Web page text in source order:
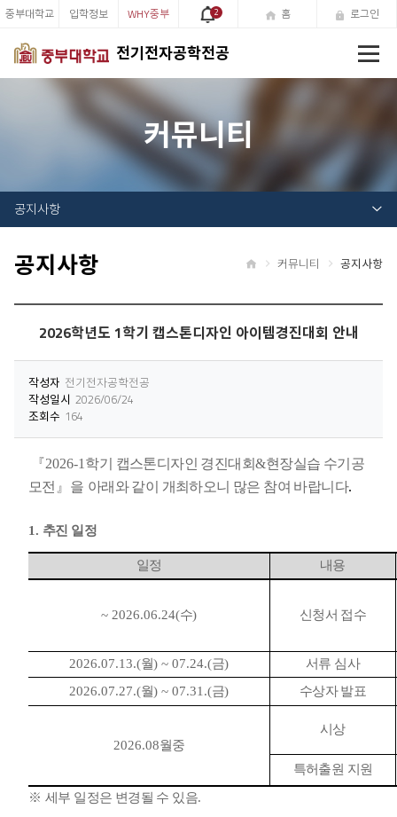
전기전자공학전공
중부대학교 입학정보 WHY중부 2 홈 로그인
커뮤니티
공지사항
공지사항 커뮤니티 공지사항
2026학년도 1학기 캡스톤디자인 아이템경진대회 안내
작성자 전기전자공학전공
작성일시 2026/06/24
조회수 164
『2026-1 학기 캡스톤디자인 경진대회&현장실습 수기공
모전 』을 아래와 같이 개최하오니 많은 참여 바랍니다.
1. 추진 일정
일정 내용
~ 2026.06.24(수) 신청서 접수
2026.07.13.(월) ~ 07.24.(금)
서류 심사
2026.07.27.(월) ~ 07.31.(금) 수상자 발표
2026.08월중
시상
특허출원 지원
※ 세부 일정은 변경될 수 있음.